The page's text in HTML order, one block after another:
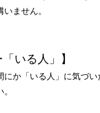
ません。
いる人」】
にか「いる人」に気づ